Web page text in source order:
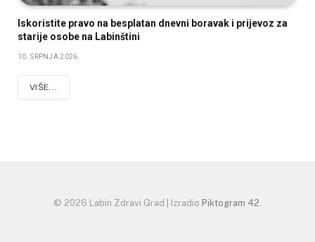
Iskoristite pravo na besplatan dnevni boravak i prijevoz za
starije osobe na Labinštini
10. SRPNJA 2026.
VIŠE...
© 2026 Labin Zdravi Grad | Izradio Piktogram 42